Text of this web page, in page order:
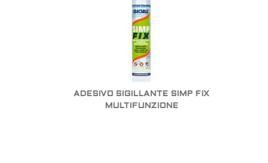
ADESIVO SIGILLANTE SIMP FIX
MULTIFUNZIONE